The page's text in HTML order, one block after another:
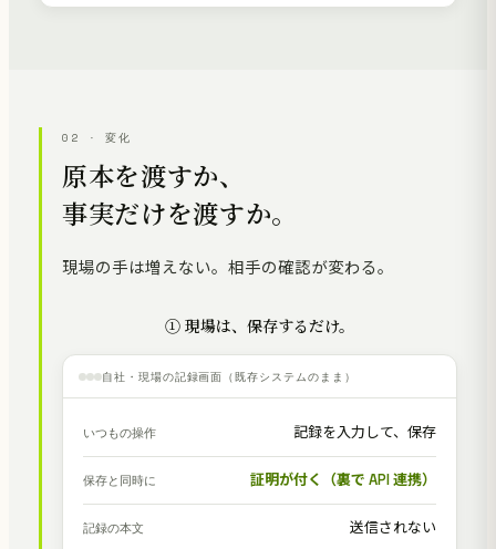
02 · 変化
原本を渡すか、
事実だけを渡すか。
現場の手は増えない。相手の確認が変わる。
① 現場は、保存するだけ。
自社・現場の記録画面（既存システムのまま）
いつもの操作 記録を入力して、保存
保存と同時に 証明が付く（裏で API 連携）
記録の本文 送信されない